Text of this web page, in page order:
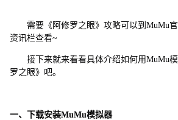
需要《阿修罗之眼》攻略可以到MuMu官
资讯栏查看~
接下来就来看看具体介绍如何用MuMu模
罗之眼》吧。
一、下载安装MuMu模拟器